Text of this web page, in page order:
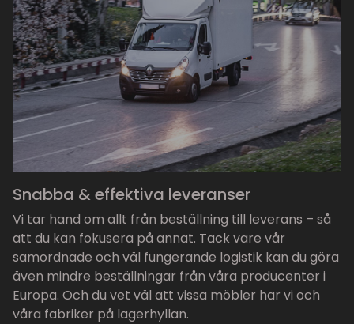
Snabba & effektiva leveranser
Vi tar hand om allt från beställning till leverans – så
att du kan fokusera på annat. Tack vare vår
samordnade och väl fungerande logistik kan du göra
även mindre beställningar från våra producenter i
Europa. Och du vet väl att vissa möbler har vi och
våra fabriker på lagerhyllan.